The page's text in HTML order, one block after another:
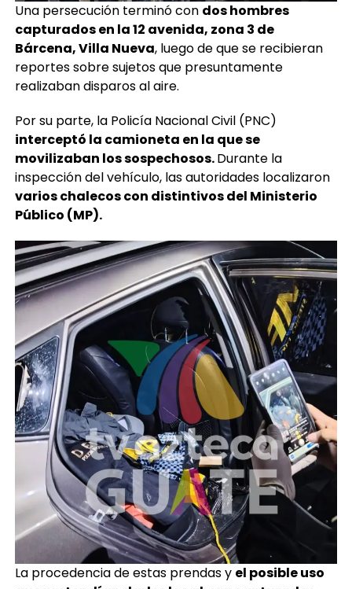
Una persecución terminó con dos hombres
capturados en la 12 avenida, zona 3 de
Bárcena, Villa Nueva, luego de que se recibieran
reportes sobre sujetos que presuntamente
realizaban disparos al aire.
Por su parte, la Policía Nacional Civil (PNC)
interceptó la camioneta en la que se
movilizaban los sospechosos.Durante la
inspección del vehículo, las autoridades localizaron
varios chalecos con distintivos del Ministerio
Público (MP).
La procedencia de estas prendas y el posible uso